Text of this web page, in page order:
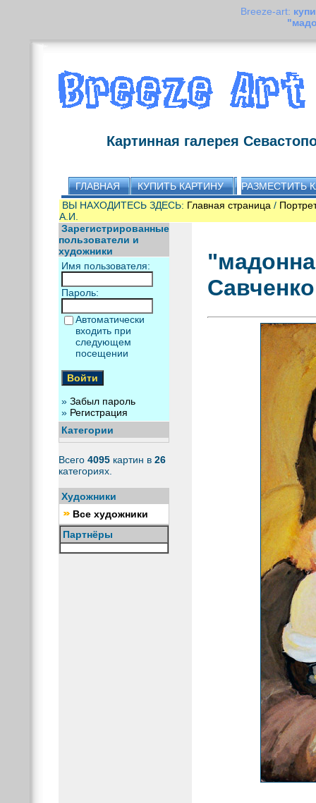
Breeze-art:
Картинная галерея
ГЛАВНАЯ КУПИТЬ КАРТИНУ
РАЗМЕСТИТЬ
ВЫ НАХОДИТЕСЬ ЗДЕСЬ: Главная страница /
А.И.
Зарегистрированные
пользователи и
художники
Имя пользователя:
Пароль:
Автоматически
входить при
следующем
посещении
» Забыл пароль
» Регистрация
Категории
Всего 4095 картин в 26
категориях.
Художники
Все художники
Партнёры